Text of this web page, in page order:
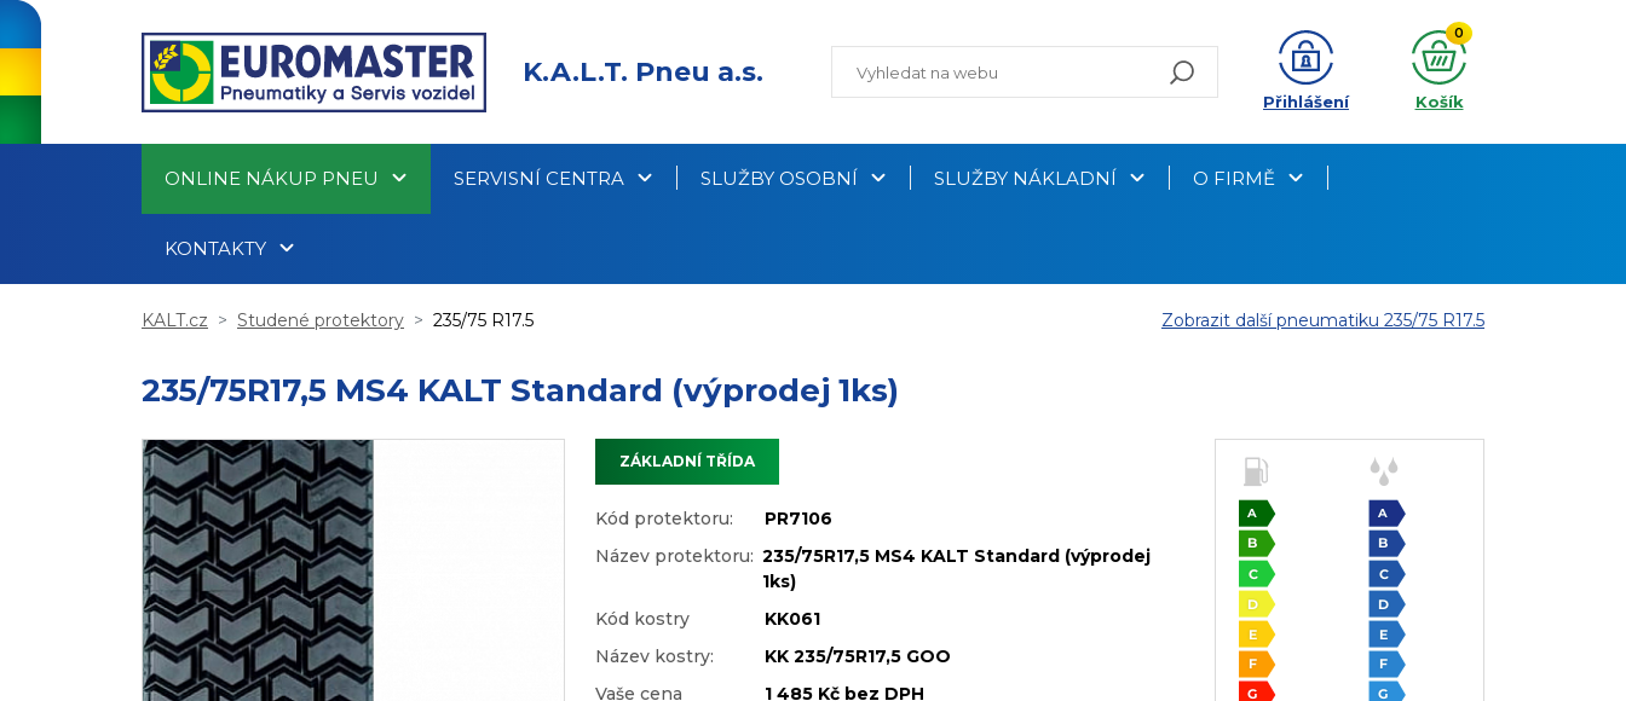
K.A.L.T. Pneu a.s.
Přihlášení Košík
0
ONLINE NÁKUP PNEU SERVISNÍ CENTRA SLUŽBY OSOBNÍ SLUŽBY NÁKLADNÍ O FIRMĚ
KONTAKTY
KALT.cz Studené protektory 235/75 R17.5 Zobrazit další pneumatiku 235/75 R17.5
235/75R17,5 MS4 KALT Standard (výprodej 1ks)
ZÁKLADNÍ TŘÍDA
Kód protektoru:
PR7106
Název protektoru: 235/75R17,5 MS4 KALT Standard (výprodej
1ks)
Kód kostry
KK061
Název kostry:
KK 235/75R17,5 GOO
Vaše cena
1 485 Kč bez DPH